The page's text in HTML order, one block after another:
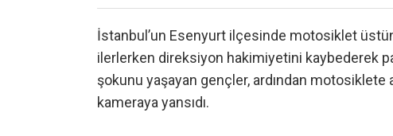
İstanbul’un Esenyurt ilçesinde motosiklet
ilerlerken direksiyon hakimiyetini kaybederek
şokunu yaşayan gençler, ardından motosiklete
kameraya yansıdı.